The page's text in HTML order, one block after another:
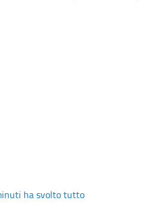
ha svolto tutto